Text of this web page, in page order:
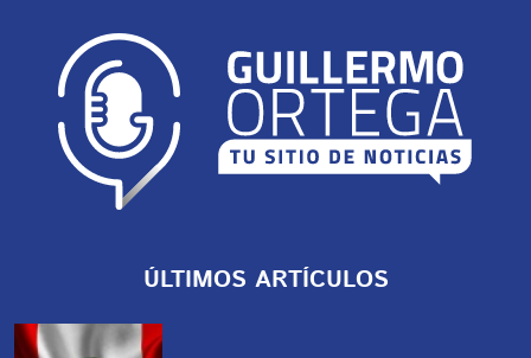
ÚLTIMOS ARTÍCULOS